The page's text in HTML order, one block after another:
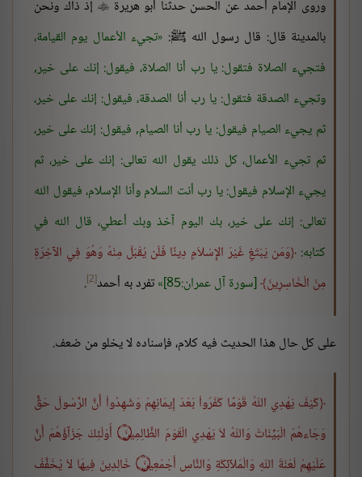
وروى الإمام أحمد عن الحسن حدثنا أبو هريرة إذ ذاك ونحن
بالمدينة قال: قال رسول الله ﷺ: تجيء الأعمال يوم القيامة،
فتجيء الصلاة فتقول: يا رب أنا الصلاة، فيقول: إنك على خير,
وتجيء الصدقة فتقول: يا رب أنا الصدقة، فيقول: إنك على خير،
ثم يجيء الصيام فيقول: يا رب أنا الصيام, فيقول: إنك على خير،
ثم تجيء الأعمال، كل ذلك يقول الله تعالى: إنك على خير، ثم
يجيء الإسلام فيقول: يا رب أنت السلام وأنا الإسلام، فيقول الله
تعالى: إنك على خير، بك اليوم آخذ وبك أعطي، قال الله في
كتابه: وَمَن يَبْتَغِ غَيْرَ الإِسْلاَمِ دِينًا فَلَن يُقْبَلَ مِنْهُ وَهُوَ فِي الآخِرَةِ
مِنَ الْخَاسِرِينَ [سورة آل عمران:85] تفرد به أحمد[2]
.
على كل حال هذا الحديث فيه كلام، فإسناده لا يخلو من ضعف.
كَيْفَ يَهْدِي اللّهُ قَوْمًا كَفَرُواْ بَعْدَ إِيمَانِهِمْ وَشَهِدُواْ أَنَّ الرَّسُولَ حَقٌّ
وَجَاءهُمُ الْبَيِّنَاتُ وَاللّهُ لاَ يَهْدِي الْقَوْمَ الظَّالِمِينَ ۝ أُوْلَئِكَ جَزَآؤُهُمْ أَنَّ
عَلَيْهِمْ لَعْنَةَ اللّهِ وَالْمَلآئِكَةِ وَالنَّاسِ أَجْمَعِينَ ۝ خَالِدِينَ فِيهَا لاَ يُخَفَّفُ